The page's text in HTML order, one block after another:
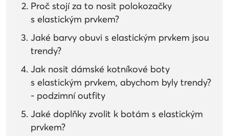
Proč stojí za to nosit polokozačky
s elastickým prvkem?
Jaké barvy obuvi s elastickým prvkem jsou
trendy?
Jak nosit dámské kotníkové boty
s elastickým prvkem, abychom byly trendy?
- podzimní outfity
Jaké doplňky zvolit k botám s elastickým
prvkem?